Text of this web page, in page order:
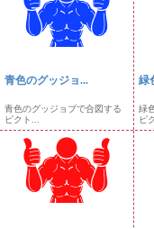
青色のグッジョ...
青色のグッジョブで合図する
ピクト...
緑
緑
ピ